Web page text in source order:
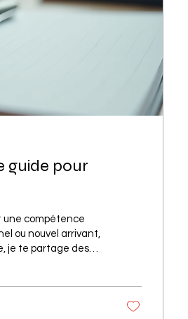
guide pour
une compétence
ou nouvel arrivant,
je te partage des